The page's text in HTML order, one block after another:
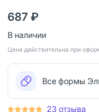
687 ₽
В наличии
Цена действительна при
Все формы
23 отзыва